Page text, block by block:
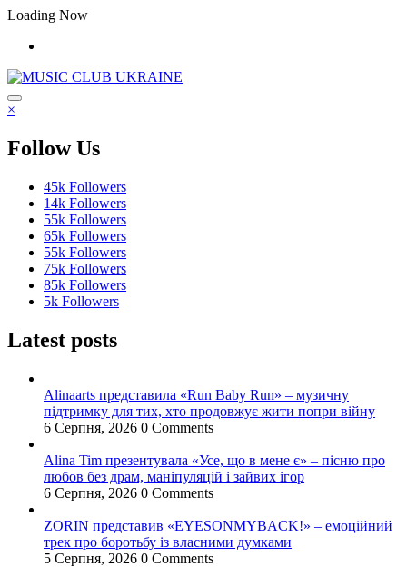
Перейти
контенту
Loading Now
×
Follow Us
45k Followers
14k Followers
55k Followers
65k Followers
55k Followers
75k Followers
85k Followers
5k Followers
Latest posts
Alinaarts представила «Run Baby Run» – музичну
підтримку для тих, хто продовжує жити попри війну
6 Серпня, 2026 0 Comments
Alina Tim презентувала «Усе, що в мене є» – пісню про
любов без драм, маніпуляцій і зайвих ігор
6 Серпня, 2026 0 Comments
ZORIN представив «EYESONMYBACK!» – емоційний
трек про боротьбу із власними думками
5 Серпня, 2026 0 Comments